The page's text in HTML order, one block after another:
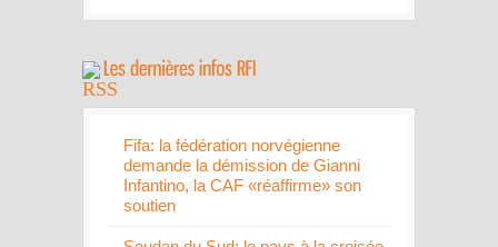
Fifa: la fédération norvégienne
demande la démission de Gianni
Infantino, la CAF «réaffirme» son
soutien